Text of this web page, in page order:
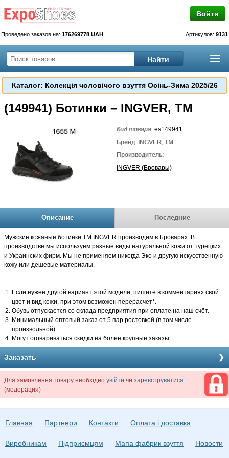
Войти
Проведено заказов на: 176269778 UAH Артикулов: 9131
Каталог: Колекція чоловічого взуття Осінь-Зима 2025/26
(149941) Ботинки – INGVER, TM
Код товара:es149941
Бренд: INGVER, TM
Производитель:
INGVER (Бровары)
Описание Последние
Мужские кожаные ботинки TM INGVER производим в Броварах. В
производстве мы используем разные виды натуральной кожи от турецких
и Украинских фирм. Мы не применяем никогда Эко и другую искусственную
кожу или дешевые материалы.
Если нужен другой вариант этой модели, пишите в комментариях свой
цвет и вид кожи, при этом возможен перерасчет*.
Обувь отпускается со склада предприятия при оплате на наш счёт.
Минимальный оптовый заказ от 5 пар ростовкой (в том числе
произвольной).
Могут оговариваться скидки на более крупные заказы.
Заказать
Для замовлення товару необхідно увійти чи зареєструватися
(модерация)
Главная Партнери Контакти Оплата і доставка
Виробникам Підприємцям Мапа фабрик взуття Новости